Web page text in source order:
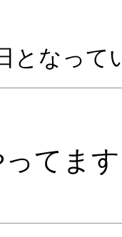
となって
てま